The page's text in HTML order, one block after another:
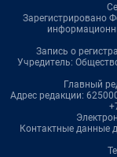
Зарегистрировано
Запись о
Учредитель:
Главный
Адрес редакции:
Контактные данные